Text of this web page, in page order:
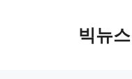
빅뉴스